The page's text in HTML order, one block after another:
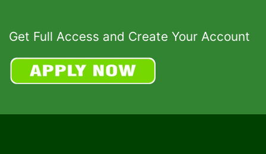
Get Full Access and Create Your Account